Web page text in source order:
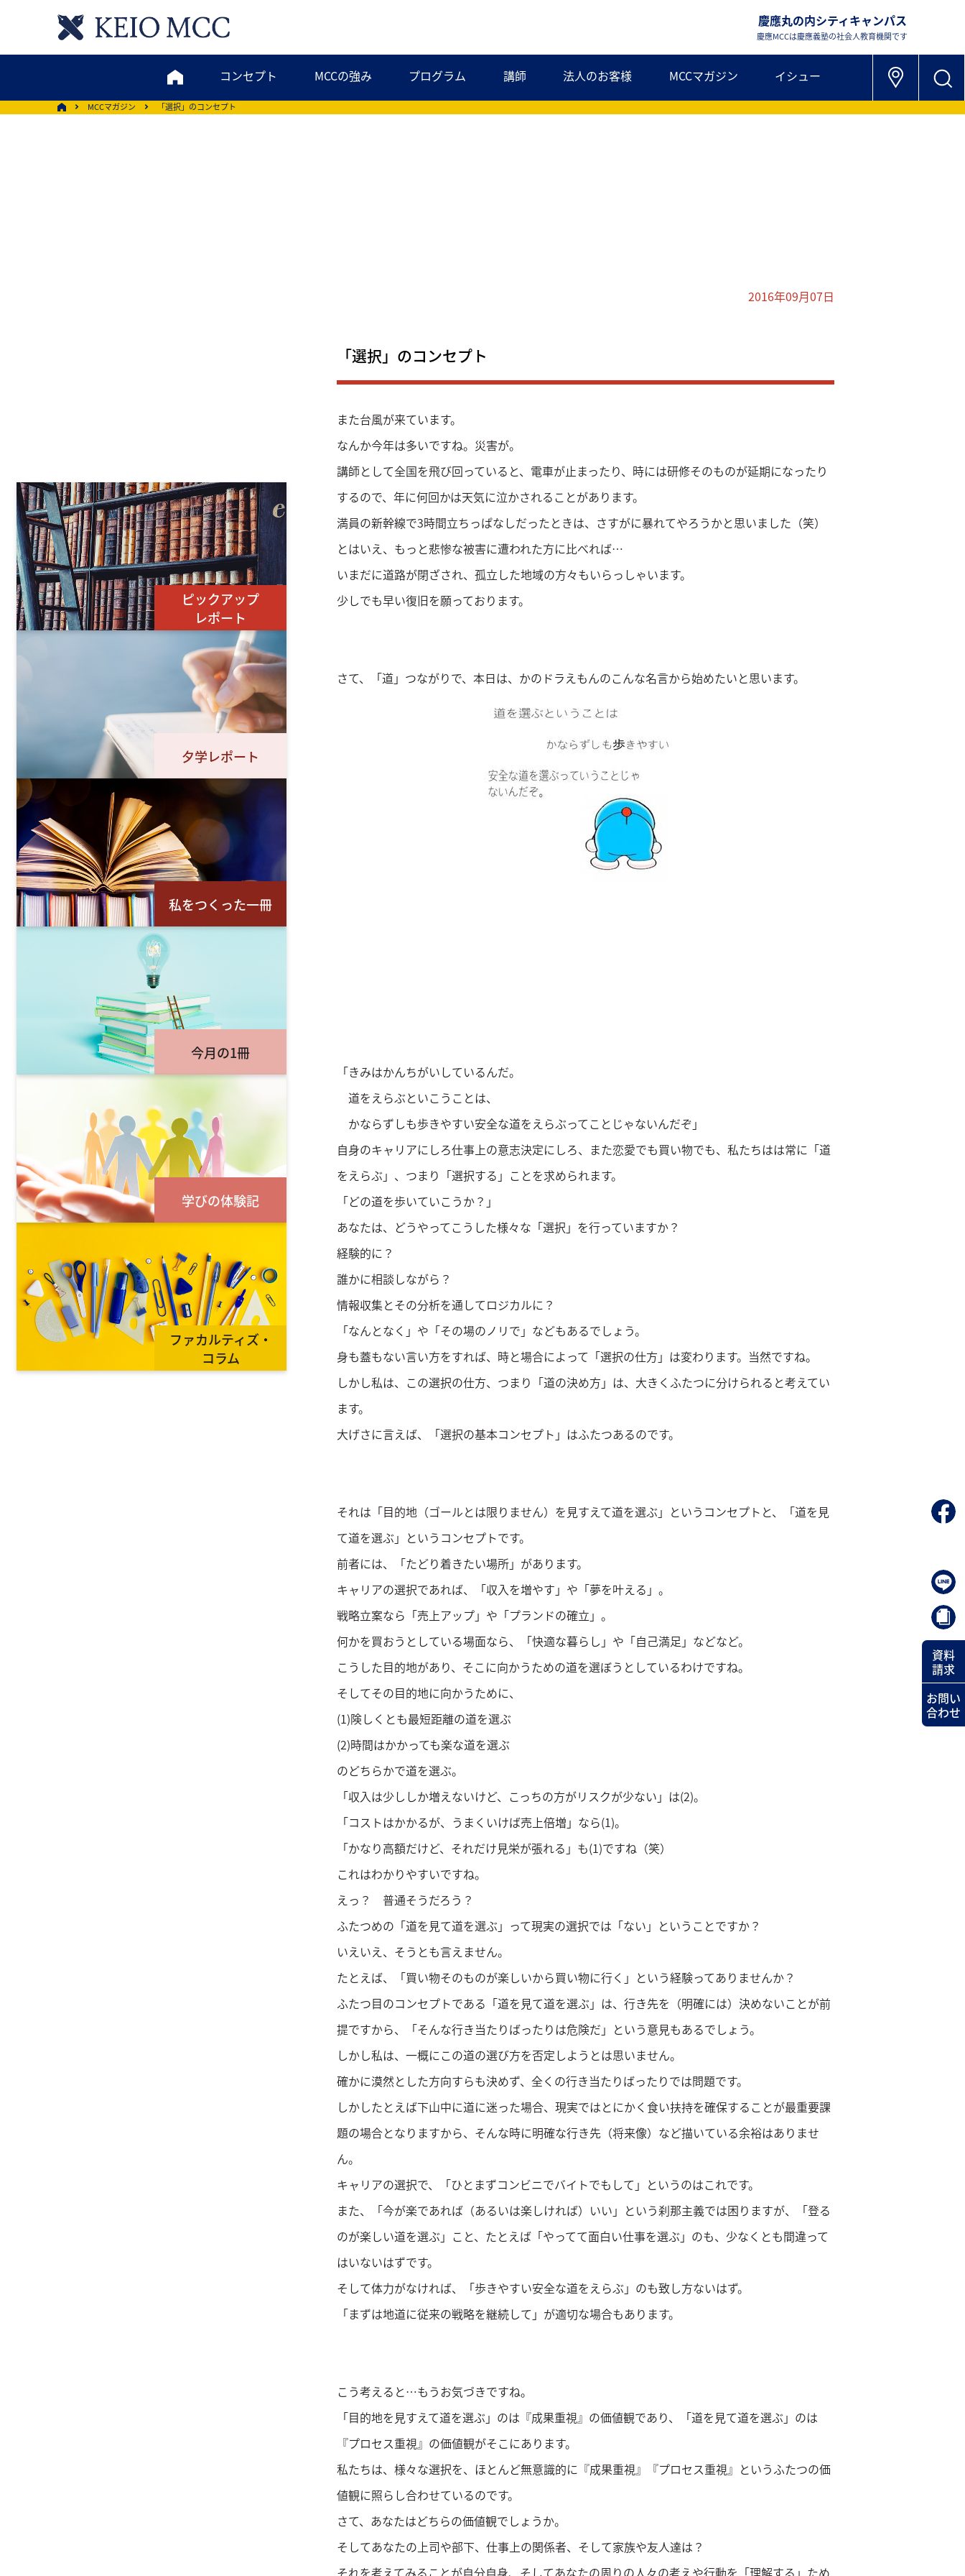
慶應丸の内シティキャンパス
慶應MCCは慶應義塾の社会人教育機関です
コンセプト MCCの強み プログラム 講師 法人のお客様 MCCマガジン イシュー
MCCマガジン 「選択」のコンセプト
2016年09月07日
「選択」のコンセプト
また台風が来ています。
なんか今年は多いですね。災害が。
講師として全国を飛び回っていると、電車が止まったり、時には研修そのものが延期になったり
するので、年に何回かは天気に泣かされることがあります。
満員の新幹線で3時間立ちっぱなしだったときは、さすがに暴れてやろうかと思いました（笑）
とはいえ、もっと悲惨な被害に遭われた方に比べれば…
いまだに道路が閉ざされ、孤立した地域の方々もいらっしゃいます。
少しでも早い復旧を願っております。
さて、「道」つながりで、本日は、かのドラえもんのこんな名言から始めたいと思います。
「きみはかんちがいしているんだ。
道をえらぶといこうことは、
かならずしも歩きやすい安全な道をえらぶってことじゃないんだぞ」
自身のキャリアにしろ仕事上の意志決定にしろ、また恋愛でも買い物でも、私たちはは常に「道
をえらぶ」、つまり「選択する」ことを求められます。
「どの道を歩いていこうか？」
あなたは、どうやってこうした様々な「選択」を行っていますか？
経験的に？
誰かに相談しながら？
情報収集とその分析を通してロジカルに？
「なんとなく」や「その場のノリで」などもあるでしょう。
身も蓋もない言い方をすれば、時と場合によって「選択の仕方」は変わります。当然ですね。
しかし私は、この選択の仕方、つまり「道の決め方」は、大きくふたつに分けられると考えてい
ます。
大げさに言えば、「選択の基本コンセプト」はふたつあるのです。
それは「目的地（ゴールとは限りません）を見すえて道を選ぶ」というコンセプトと、「道を見
て道を選ぶ」というコンセプトです。
前者には、「たどり着きたい場所」があります。
キャリアの選択であれば、「収入を増やす」や「夢を叶える」。
戦略立案なら「売上アップ」や「プランドの確立」。
何かを買おうとしている場面なら、「快適な暮らし」や「自己満足」などなど。
こうした目的地があり、そこに向かうための道を選ぼうとしているわけですね。
そしてその目的地に向かうために、
(1)険しくとも最短距離の道を選ぶ
(2)時間はかかっても楽な道を選ぶ
のどちらかで道を選ぶ。
「収入は少ししか増えないけど、こっちの方がリスクが少ない」は(2)。
「コストはかかるが、うまくいけば売上倍増」なら(1)。
「かなり高額だけど、それだけ見栄が張れる」も(1)ですね（笑）
これはわかりやすいですね。
えっ？ 普通そうだろう？
ふたつめの「道を見て道を選ぶ」って現実の選択では「ない」ということですか？
いえいえ、そうとも言えません。
たとえば、「買い物そのものが楽しいから買い物に行く」という経験ってありませんか？
ふたつ目のコンセプトである「道を見て道を選ぶ」は、行き先を（明確には）決めないことが前
提ですから、「そんな行き当たりばったりは危険だ」という意見もあるでしょう。
しかし私は、一概にこの道の選び方を否定しようとは思いません。
確かに漠然とした方向すらも決めず、全くの行き当たりばったりでは問題です。
しかしたとえば下山中に道に迷った場合、現実ではとにかく食い扶持を確保することが最重要課
題の場合となりますから、そんな時に明確な行き先（将来像）など描いている余裕はありませ
ん。
キャリアの選択で、「ひとまずコンビニでバイトでもして」というのはこれです。
また、「今が楽であれば（あるいは楽しければ）いい」という刹那主義では困りますが、「登る
のが楽しい道を選ぶ」こと、たとえば「やってて面白い仕事を選ぶ」のも、少なくとも間違って
はいないはずです。
そして体力がなければ、「歩きやすい安全な道をえらぶ」のも致し方ないはず。
「まずは地道に従来の戦略を継続して」が適切な場合もあります。
こう考えると…もうお気づきですね。
「目的地を見すえて道を選ぶ」のは『成果重視』の価値観であり、「道を見て道を選ぶ」のは
『プロセス重視』の価値観がそこにあります。
私たちは、様々な選択を、ほとんど無意識的に『成果重視』『プロセス重視』というふたつの価
値観に照らし合わせているのです。
さて、あなたはどちらの価値観でしょうか。
そしてあなたの上司や部下、仕事上の関係者、そして家族や友人達は？
それを考えてみることが自分自身、そしてあなたの周りの人々の考えや行動を「理解する」ため
ピックアップ
レポート
夕学レポート
私をつくった一冊
今月の1冊
学びの体験記
ファカルティズ・
コラム
資料
請求
お問い
合わせ